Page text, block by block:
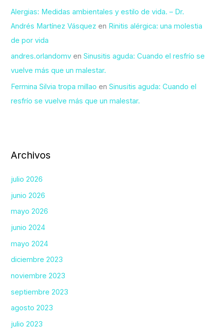
Alergias: Medidas ambientales y estilo de vida. – Dr.
Andrés Martínez Vásquez en Rinitis alérgica: una molestia
de por vida
andres.orlandomv enSinusitis aguda: Cuando el resfrío se
vuelve más que un malestar.
Fermina Silvia tropa millao enSinusitis aguda: Cuando el
resfrío se vuelve más que un malestar.
Archivos
julio 2026
junio 2026
mayo 2026
junio 2024
mayo 2024
diciembre 2023
noviembre 2023
septiembre 2023
agosto 2023
julio 2023